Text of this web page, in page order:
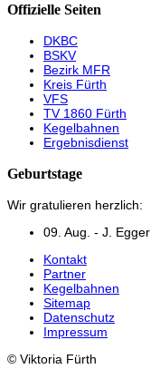
Offizielle Seiten
DKBC
BSKV
Bezirk MFR
Kreis Fürth
VFS
TV 1860 Fürth
Kegelbahnen
Ergebnisdienst
Geburtstage
Wir gratulieren herzlich:
09. Aug. - J. Egger
Kontakt
Partner
Kegelbahnen
Sitemap
Datenschutz
Impressum
© Viktoria Fürth